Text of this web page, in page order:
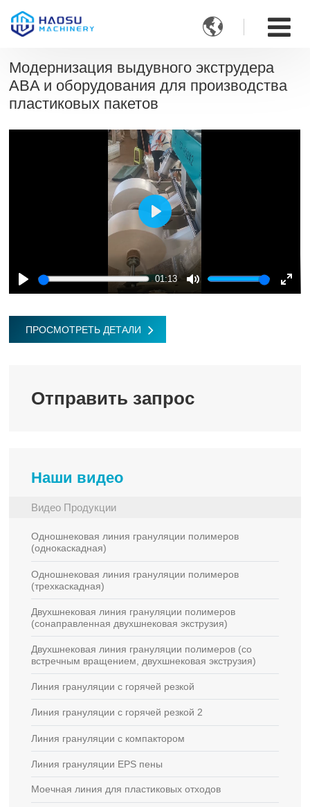

Модернизация выдувного экструдера
ABA и оборудования для производства
пластиковых пакетов
Play
01:13
Mute
Enter
Play
ПРОСМОТРЕТЬ ДЕТАЛИ
Отправить запрос
Наши видео
Видео Продукции
Одношнековая линия грануляции полимеров
(однокаскадная)
Одношнековая линия грануляции полимеров
(трехкаскадная)
Двухшнековая линия грануляции полимеров
(сонаправленная двухшнековая экструзия)
Двухшнековая линия грануляции полимеров (со
встречным вращением, двухшнековая экструзия)
Линия грануляции с горячей резкой
Линия грануляции с горячей резкой 2
Линия грануляции с компактором
Линия грануляции EPS пены
Моечная линия для пластиковых отходов